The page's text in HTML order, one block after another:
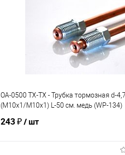
OA-0500 TX-TX - Трубка тормозная d-
(М10х1/М10х1) L-50 см. медь (WP-134)
243 ₽/ шт